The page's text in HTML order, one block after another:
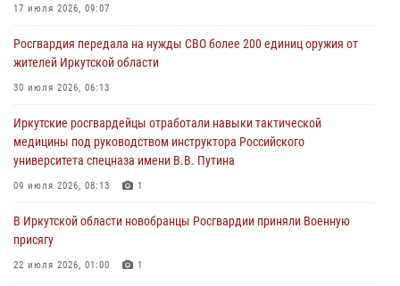
Дню Воздушно-десантных войск в Иркутской области
03 августа 2026, 03:32
сердца к сердцу» (видео)
31 июля 2026, 04:37 1
Сотрудники Росгвардии нашли и вернули родственникам
30 июля 2026, 07:37
17 июля 2026, 09:07
Росгвардия передала на нужды СВО более 200 единиц оружия от
жителей Иркутской области
30 июля 2026, 06:13
Иркутские росгвардейцы отработали навыки тактической
медицины под руководством инструктора Российского
университета спецназа имени В.В. Путина
09 июля 2026, 08:13 1
В Иркутской области новобранцы Росгвардии приняли Военную
присягу
22 июля 2026, 01:00 1